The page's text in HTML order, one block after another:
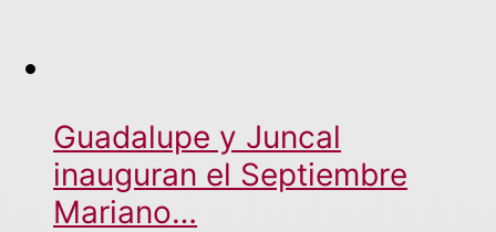
Guadalupe y Juncal
inauguran el Septiembre
Mariano…